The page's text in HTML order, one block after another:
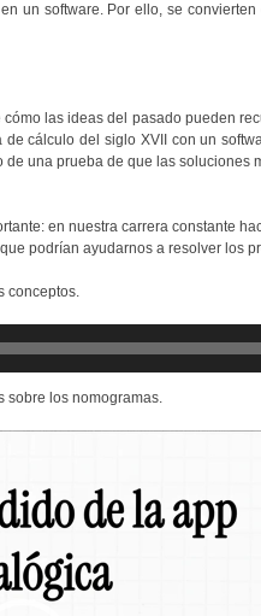
un software. Por ello, se
las ideas del pasado pueden
cálculo del siglo XVII con un
una prueba de que las soluciones
en nuestra carrera constante
podrían ayudarnos a resolver los
conceptos.
sobre los nomogramas.